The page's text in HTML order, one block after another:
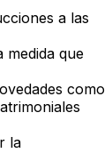
a las
medida que
como
la